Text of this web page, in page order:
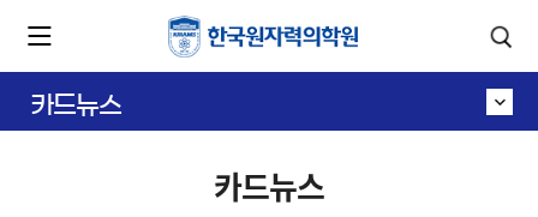
카드뉴스
카드뉴스